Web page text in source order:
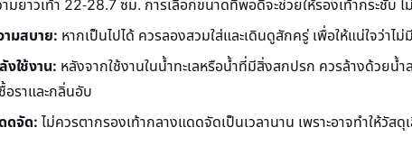
ยาวเท้า 22-28.7 ซม. การเลือกขนาดที่พอดีจะช่วยให้รองเท้ากระชับ
มสบาย: หากเป็นไปได้ ควรลองสวมใส่และเดินดูสักครู่ เพื่อให้แน่ใจว่า
งใช้งาน: หลังจากใช้งานในน้ำทะเลหรือน้ำที่มีสิ่งสกปรก ควรล้างด้วยน้
อราและกลิ่นอับ
ดจัด: ไม่ควรตากรองเท้ากลางแดดจัดเป็นเวลานาน เพราะอาจทำให้วั